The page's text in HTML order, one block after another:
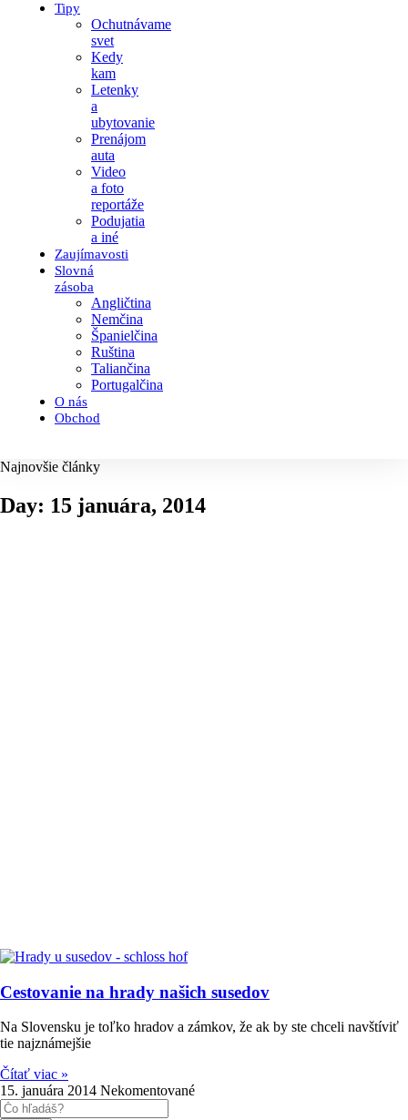
Tipy
Ochutnávame
svet
Kedy
kam
Letenky
a
ubytovanie
Prenájom
auta
Video
a foto
reportáže
Podujatia
a iné
Zaujímavosti
Slovná
zásoba
Angličtina
Nemčina
Španielčina
Ruština
Taliančina
Portugalčina
O nás
Obchod
Najnovšie články
Day: 15 januára, 2014
Cestovanie na hrady našich susedov
Na Slovensku je toľko hradov a zámkov, že ak by ste chceli navštíviť
tie najznámejšie
Čítať viac »
15. januára 2014 Nekomentované